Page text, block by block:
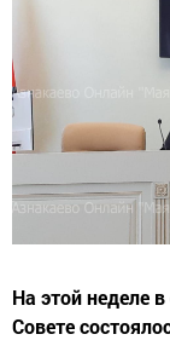
На этой неделе
Совете